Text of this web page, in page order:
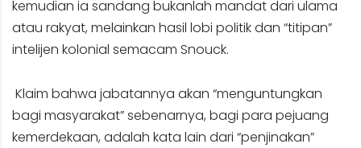
kemudian ia sandang bukanlah mandat dari ulama
atau rakyat, melainkan hasil lobi politik dan “titipan”
intelijen kolonial semacam Snouck.
Klaim bahwa jabatannya akan “menguntungkan
bagi masyarakat” sebenarnya, bagi para pejuang
kemerdekaan, adalah kata lain dari “penjinakan”